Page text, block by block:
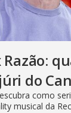
Razão:
do
como
musical da